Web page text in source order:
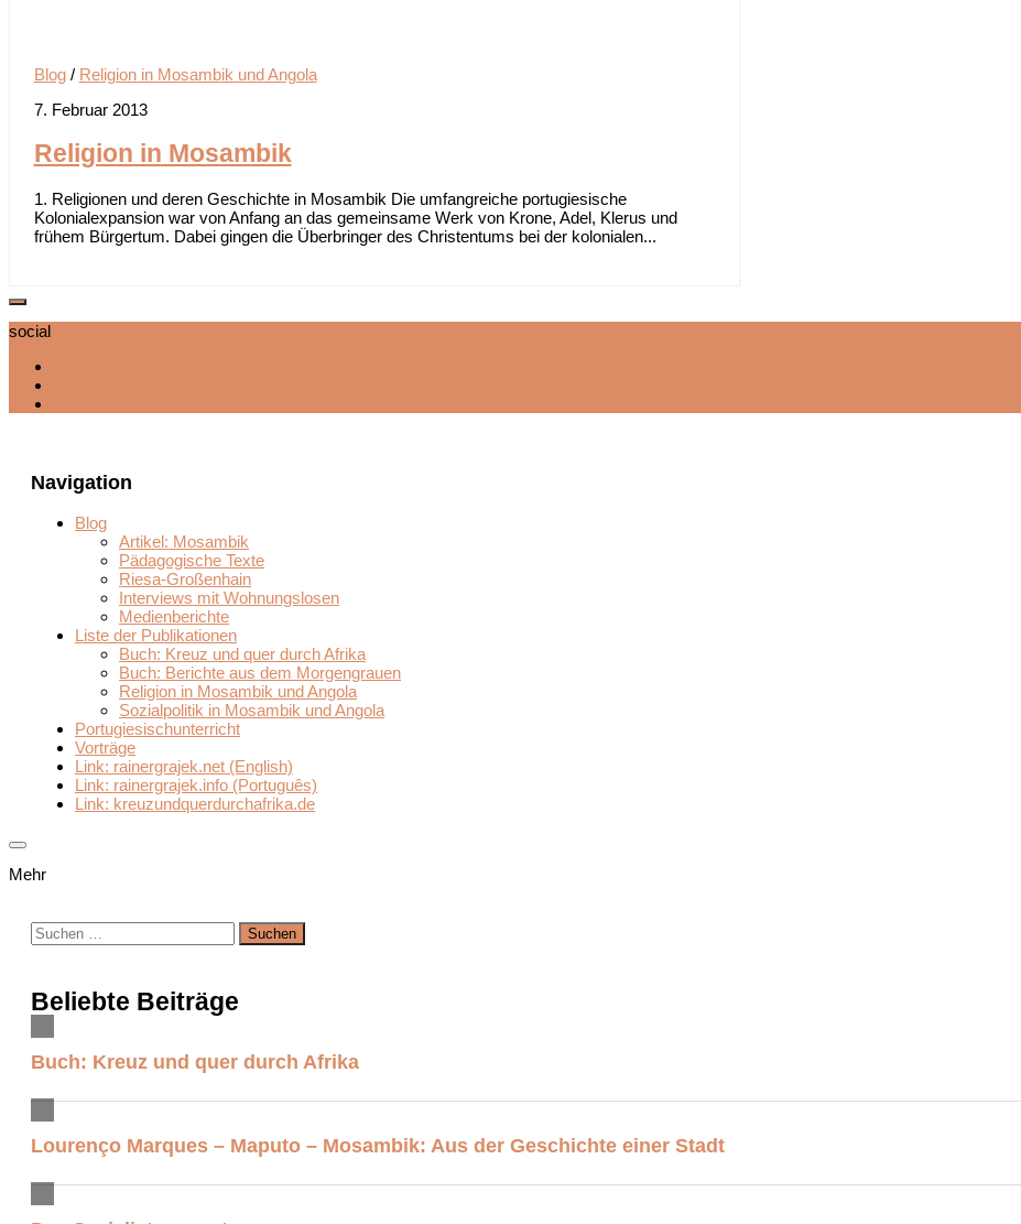
Blog/ Religion in Mosambik und Angola
7. Februar 2013
Religion in Mosambik
1. Religionen und deren Geschichte in Mosambik Die umfangreiche portugiesische
Kolonialexpansion war von Anfang an das gemeinsame Werk von Krone, Adel, Klerus und
frühem Bürgertum. Dabei gingen die Überbringer des Christentums bei der kolonialen...
social
Navigation
Blog
Artikel: Mosambik
Pädagogische Texte
Riesa-Großenhain
Interviews mit Wohnungslosen
Medienberichte
Liste der Publikationen
Buch: Kreuz und quer durch Afrika
Buch: Berichte aus dem Morgengrauen
Religion in Mosambik und Angola
Sozialpolitik in Mosambik und Angola
Portugiesischunterricht
Vorträge
Link: rainergrajek.net (English)
Link: rainergrajek.info (Português)
Link: kreuzundquerdurchafrika.de
Mehr
Suchen
nach:
Beliebte Beiträge
Buch: Kreuz und quer durch Afrika
Lourenço Marques – Maputo – Mosambik: Aus der Geschichte einer Stadt